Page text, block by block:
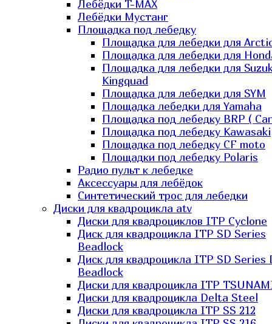
Лебёдки T-MAX
Лебёдки Мустанг
Площадка под лебедку
Площадка для лебедки для
Площадка для лебедки для
Площадка для лебедки для
Kingquad
Площадка для лебедки для SYM
Площадка лебедки для Yamaha
Площадка под лебедку BRP (
Площадка под лебедку Kawasaki
Площадка под лебедку СF moto
Площадки под лебедку Polaris
Радио пульт к лебедке
Аксессуары для лебёдок
Синтетический трос для лебедки
Диски для квадроцикла atv
Диски для квадроциклов ITP Cyclone
Диск для квадроцикла ITP SD Series
Beadlock
Диск для квадроцикла ITP SD Series
Beadlock
Диски для квадроцикла ITP
Диски для квадроцикла Delta Steel
Диски для квадроцикла ITP SS 212